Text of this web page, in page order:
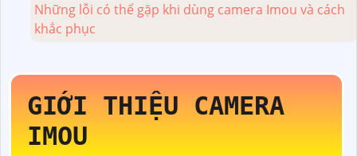
Những lỗi có thể gặp khi dùng camera Imou và cách
khắc phục
GIỚI THIỆU CAMERA
IMOU